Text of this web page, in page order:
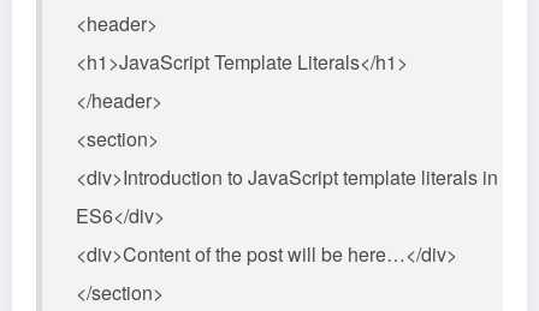
<header>
<h1>JavaScript Template Literals</h1>
</header>
<section>
<div>Introduction to JavaScript template literals in
ES6</div>
<div>Content of the post will be here…</div>
</section>